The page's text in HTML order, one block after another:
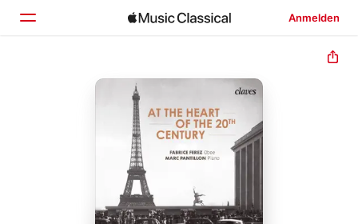
Anmelden
Startseite